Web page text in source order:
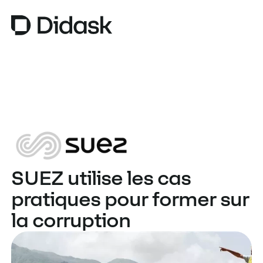
USAGES
POURQUOI DIDASK ?
TARIFS
RESSOURCES
SUEZ utilise les cas
pratiques pour former sur
la corruption